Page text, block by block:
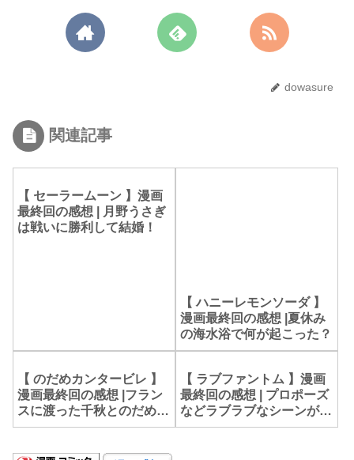
dowasure
関連記事
【 セーラームーン 】漫画
最終回の感想 | 月野うさぎ
は戦いに勝利して結婚！
【 ハニーレモンソーダ 】
漫画最終回の感想 |夏休み
の海水浴で何が起こった？
【 のだめカンタービレ 】
漫画最終回の感想 |フラン
スに渡った千秋とのだめは
【 ラブファントム 】漫画
最終回の感想 | プロポーズ
などラブラブなシーンが素